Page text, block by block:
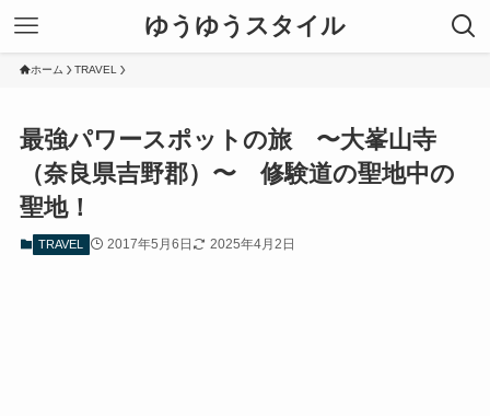
ゆうゆうスタイル
ホーム TRAVEL
最強パワースポットの旅 〜大峯山寺
（奈良県吉野郡）〜 修験道の聖地中の
聖地！
TRAVEL 2017年5月6日 2025年4月2日